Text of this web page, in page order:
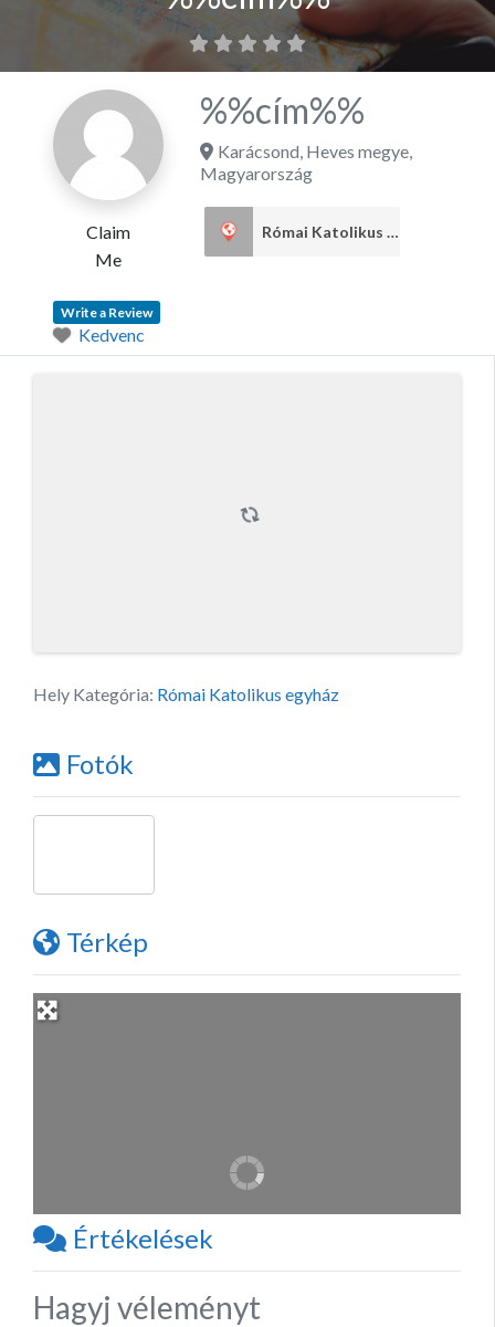
Claim
Me
%%cím%%
Karácsond, Heves megye,
Magyarország
Római Katolikus egyház
Write a Review
Kedvenc
Hely Kategória: Római Katolikus egyház
Fotók
Térkép
Értékelések
Hagyj véleményt